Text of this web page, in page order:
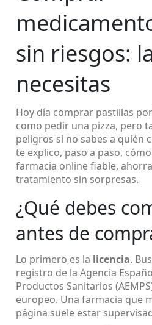
sin riesgos:
necesitas
Hoy día comprar pastillas
como pedir una pizza, pero
peligros si no sabes a quién
te explico, paso a paso,
farmacia online fiable,
tratamiento sin sorpresas.
¿Qué debes
antes de
Lo primero es la licencia.
registro de la Agencia
Productos Sanitarios
europeo. Una farmacia que
página suele estar